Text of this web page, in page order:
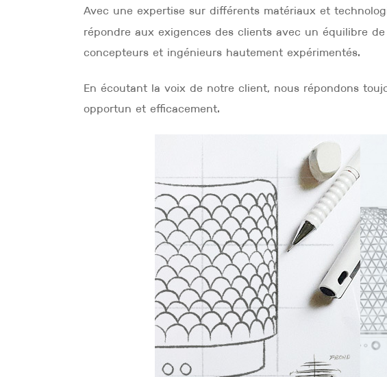
Avec une expertise sur différents matériaux et
répondre aux exigences des clients avec un équilibre
concepteurs et ingénieurs hautement expérimentés.
En écoutant la voix de notre client, nous répondons
opportun et efficacement.